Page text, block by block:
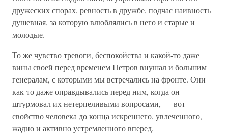
дружеских спорах, ревность в дружбе, подчас наивность
душевная, за которую влюблялись в него и старые и
молодые.
То же чувство тревоги, беспокойства и какой-то даже
вины своей перед временем Петров внушал и большим
генералам, с которыми мы встречались на фронте. Они
как-то даже оправдывались перед ним, когда он
штурмовал их нетерпеливыми вопросами, — вот
свойство человека до конца искреннего, увлеченного,
жадно и активно устремленного вперед.